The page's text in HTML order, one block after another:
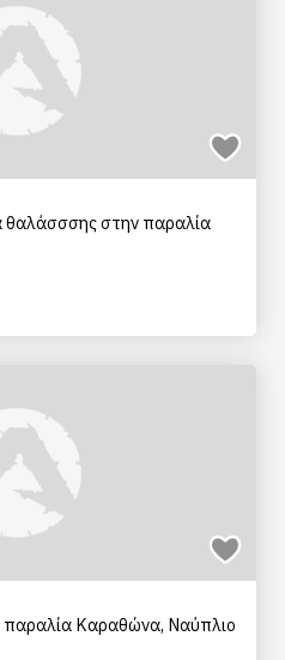
στην παραλία
παραλία Καραθώνα, Ναύπλιο